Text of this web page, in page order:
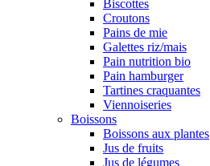
Biscottes
Croutons
Pains de mie
Galettes riz/mais
Pain nutrition bio
Pain hamburger
Tartines craquantes
Viennoiseries
Boissons
Boissons aux plantes
Jus de fruits
Jus de légumes